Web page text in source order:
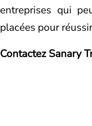
entreprises qui
placées pour
Contactez Sanary